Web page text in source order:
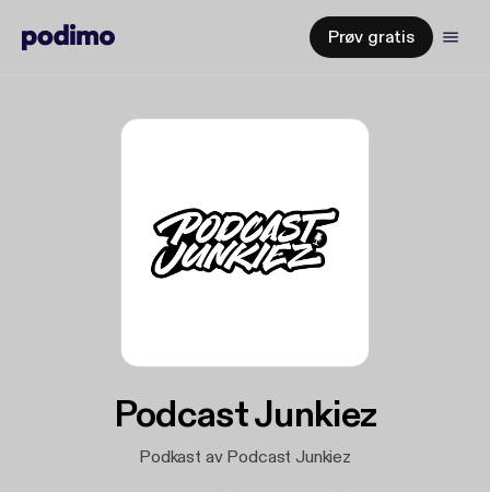
Prøv gratis
Podcast Junkiez
Podkast av Podcast Junkiez